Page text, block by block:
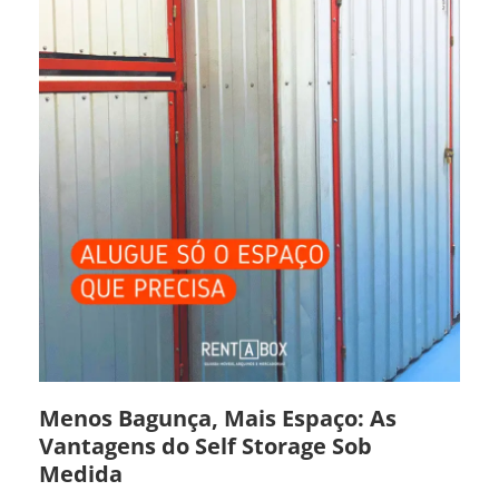
Menos Bagunça, Mais Espaço: As
Vantagens do Self Storage Sob
Medida